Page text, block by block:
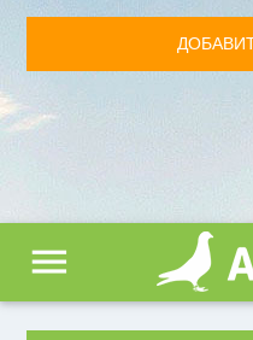
menu